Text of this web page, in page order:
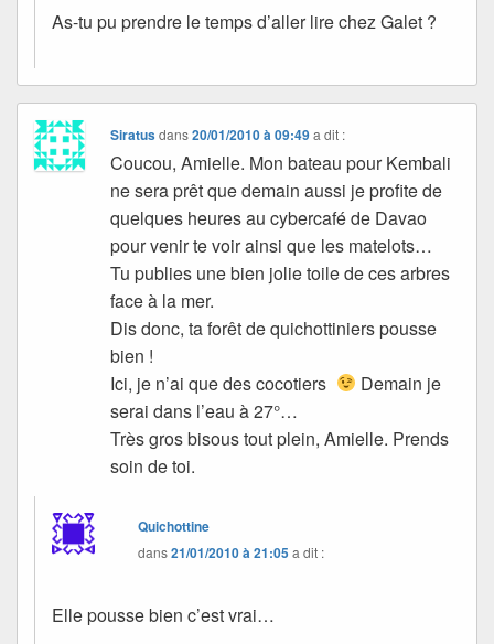
As-tu pu prendre le temps d’aller lire chez Galet ?
Siratusdans20/01/2010 à 09:49 a dit :
Coucou, Amielle. Mon bateau pour Kembali
ne sera prêt que demain aussi je profite de
quelques heures au cybercafé de Davao
pour venir te voir ainsi que les matelots…
Tu publies une bien jolie toile de ces arbres
face à la mer.
Dis donc, ta forêt de quichottiniers pousse
bien !
Ici, je n’ai que des cocotiers
Demain je
serai dans l’eau à 27°…
Très gros bisous tout plein, Amielle. Prends
soin de toi.
Quichottine
dans21/01/2010 à 21:05a dit :
Elle pousse bien c’est vrai…